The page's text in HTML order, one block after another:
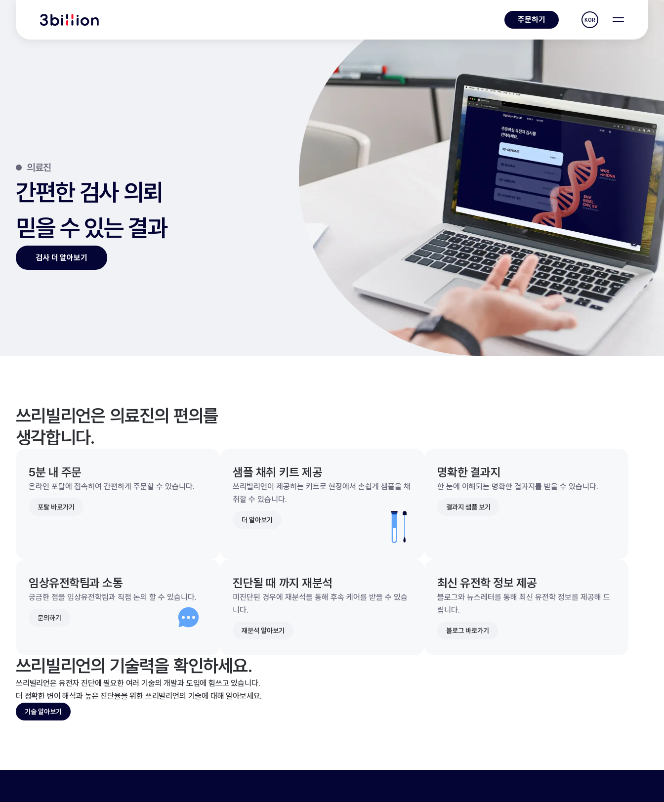
주문하기 KOR
의료진
간편한 검사 의뢰
믿을 수 있는 결과
검사 더 알아보기
쓰리빌리언은 의료진의 편의를
생각합니다.
5분 내 주문
온라인 포탈에 접속하여 간편하게 주문할 수 있습니다.
포탈 바로가기
샘플 채취 키트 제공
쓰리빌리언이 제공하는 키트로 현장에서 손쉽게 샘플을 채
취할 수 있습니다.
더 알아보기
명확한 결과지
한 눈에 이해되는 명확한 결과지를 받을 수 있습니다.
결과지 샘플 보기
임상유전학팀과 소통
궁금한 점을 임상유전학팀과 직접 논의 할 수 있습니다.
문의하기
진단될 때 까지 재분석
미진단된 경우에 재분석을 통해 후속 케어를 받을 수 있습
니다.
재분석 알아보기
최신 유전학 정보 제공
블로그와 뉴스레터를 통해 최신 유전학 정보를 제공해 드
립니다.
블로그 바로가기
쓰리빌리언의 기술력을 확인하세요.
쓰리빌리언은 유전자 진단에 필요한 여러 기술의 개발과 도입에 힘쓰고 있습니다.
더 정확한 변이 해석과 높은 진단율을 위한 쓰리빌리언의 기술에 대해 알아보세요.
기술 알아보기